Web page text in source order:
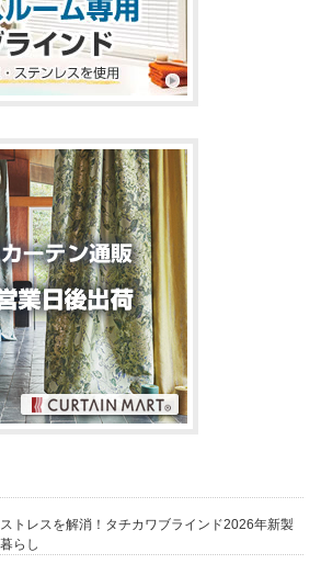
トレスを解消！タチカワブラインド2026年新製
らし